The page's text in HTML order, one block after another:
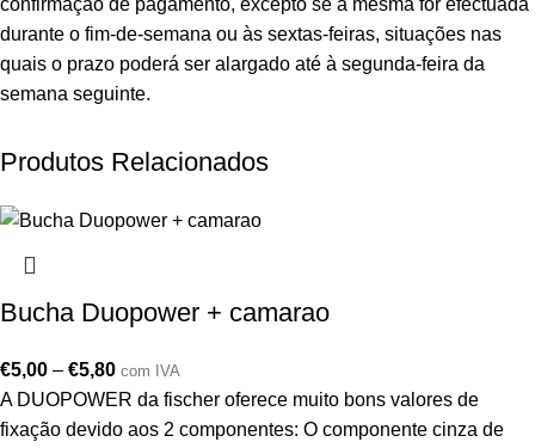
confirmação de pagamento, excepto se a mesma for efectuada
durante o fim-de-semana ou às sextas-feiras, situações nas
quais o prazo poderá ser alargado até à segunda-feira da
semana seguinte.
Produtos Relacionados
Bucha Duopower + camarao
€5,00 – €5,80 com IVA
A DUOPOWER da fischer oferece muito bons valores de
fixação devido aos 2 componentes: O componente cinza de